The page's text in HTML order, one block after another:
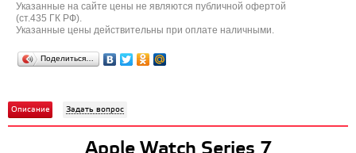
Указанные на сайте цены не являются публичной офертой
(ст.435 ГК РФ).
Указанные цены действительны при оплате наличными.
Поделиться…
Описание Задать вопрос